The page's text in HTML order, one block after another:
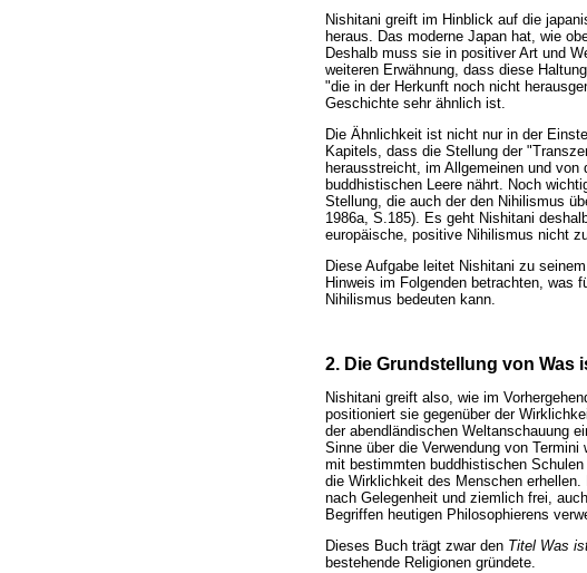
Nishitani greift im Hinblick auf die
heraus. Das moderne Japan hat, wie
Deshalb muss sie in positiver Art und
weiteren Erwähnung, dass diese
"die in der Herkunft noch nicht
Geschichte sehr ähnlich ist.
Die Ähnlichkeit ist nicht nur in der
Kapitels, dass die Stellung der
herausstreicht, im Allgemeinen und
buddhistischen Leere nährt. Noch
Stellung, die auch der den Nihilismus
1986a, S.185). Es geht Nishitani
europäische, positive Nihilismus nicht
Diese Aufgabe leitet Nishitani zu
Hinweis im Folgenden betrachten, was
Nihilismus bedeuten kann.
2. Die Grundstellung von Was
Nishitani greift also, wie im
positioniert sie gegenüber der
der abendländischen Weltanschauung
Sinne über die Verwendung von Termini
mit bestimmten buddhistischen
die Wirklichkeit des Menschen
nach Gelegenheit und ziemlich frei,
Begriffen heutigen Philosophierens
Dieses Buch trägt zwar den Titel Was
bestehende Religionen gründete.